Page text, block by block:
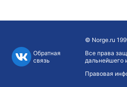
Обратная
связь
© Norge.ru
Все права
дальнейшего
Правовая